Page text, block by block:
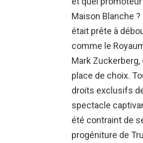
Maison Blanche
était prête à
comme le
Mark
place de choix.
droits exclusifs
spectacle
été contraint de
progéniture de